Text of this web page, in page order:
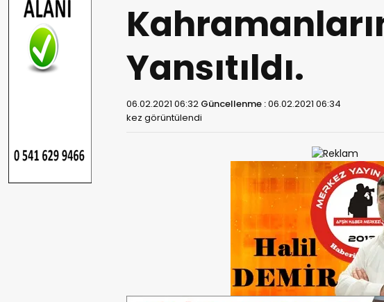
Yansıtıldı.
06.02.2021 06:32 Güncellenme :06.02.2021 06:34
kez görüntülendi